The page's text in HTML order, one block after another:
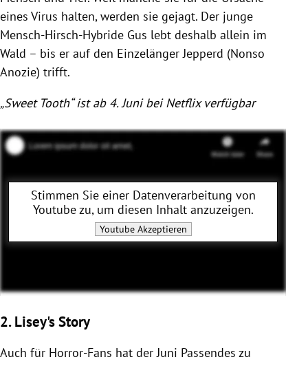
eines Virus halten, werden sie gejagt. Der junge
Mensch-Hirsch-Hybride Gus lebt deshalb allein im
Wald – bis er auf den Einzelänger Jepperd (Nonso
Anozie) trifft.
„Sweet Tooth“ ist ab 4. Juni bei Netflix verfügbar
Stimmen Sie einer Datenverarbeitung von
Youtubezu, um diesen Inhalt anzuzeigen.
YoutubeAkzeptieren
2. Lisey's Story
Auch für Horror-Fans hat der Juni Passendes zu